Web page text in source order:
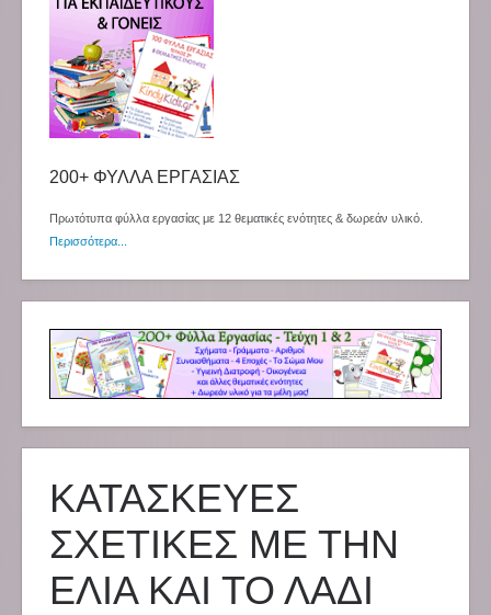
200+ ΦΥΛΛΑ ΕΡΓΑΣΙΑΣ
Πρωτότυπα φύλλα εργασίας με 12 θεματικές ενότητες & δωρεάν υλικό.
Περισσότερα...
ΚΑΤΑΣΚΕΥΕΣ
ΣΧΕΤΙΚΕΣ ΜΕ ΤΗΝ
ΕΛΙΑ ΚΑΙ ΤΟ ΛΑΔΙ